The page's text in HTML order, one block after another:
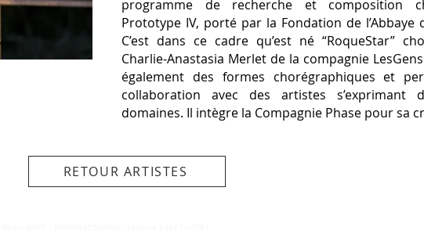
programme de recherche et composition
Prototype IV, porté par la Fondation de l’Abbaye
C’est dans ce cadre qu’est né “RoqueStar”
Charlie-Anastasia Merlet de la compagnie
également des formes chorégraphiques et
collaboration avec des artistes s’exprimant
domaines. Il intègre la Compagnie Phase pour sa
RETOUR ARTISTES